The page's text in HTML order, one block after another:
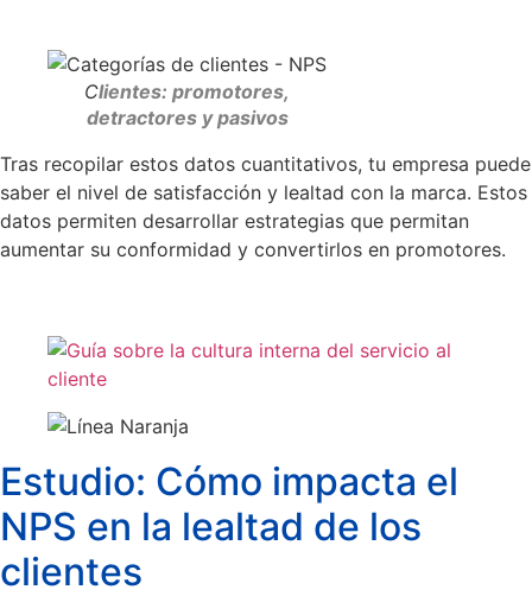
Clientes: promotores,
detractores y pasivos
Tras recopilar estos datos cuantitativos, tu empresa puede
saber el nivel de satisfacción y lealtad con la marca. Estos
datos permiten desarrollar estrategias que permitan
aumentar su conformidad y convertirlos en promotores.
Estudio: Cómo impacta el
NPS en la lealtad de los
clientes